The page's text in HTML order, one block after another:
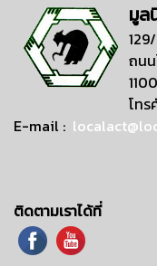
มูล
ถนน
โท
E-mail :
ติดตามเราได้ที่